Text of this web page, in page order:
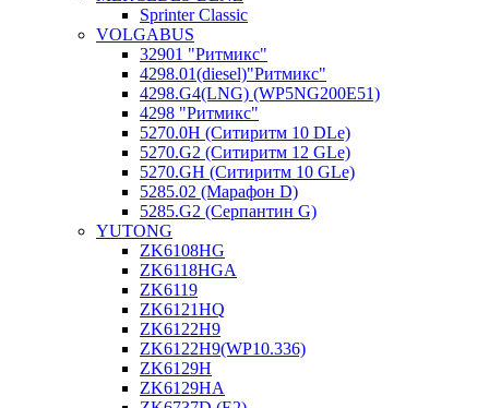
Sprinter Classic
VOLGABUS
32901 "Ритмикc"
4298.01(diesel)"Ритмикс"
4298.G4(LNG) (WP5NG200E51)
4298 "Ритмикс"
5270.0H (Ситиритм 10 DLe)
5270.G2 (Ситиритм 12 GLe)
5270.GH (Ситиритм 10 GLe)
5285.02 (Марафон D)
5285.G2 (Серпантин G)
YUTONG
ZK6108HG
ZK6118HGA
ZK6119
ZK6121HQ
ZK6122H9
ZK6122H9(WP10.336)
ZK6129H
ZK6129HA